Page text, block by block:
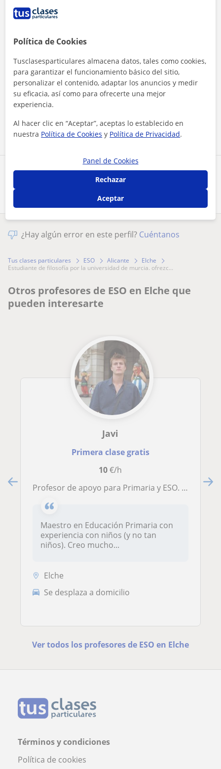
Comparte a este profesor
Al hacer clic, aceptas nuestroaviso legal y de privacidad
Contactar ahora
¿Hay algún error en este perfil? Cuéntanos
Tus clases particulares ESO Alicante
Elche
estudiante de filosofía por la universidad de murcia. ofrezc...
Otros profesores de ESO en Elche que
pueden interesarte
Javi
Primera clase gratis
10€/h
Profesor de apoyo para Primaria y ESO. Puedo ayudarte con cualquier asignatura!
Maestro en Educación Primaria con
experiencia con niños (y no tan
niños). Creo mucho...
Elche
Se desplaza a domicilio
Ver todos los profesores de ESO en Elche
Términos y condiciones
Política de cookies
Política de Cookies
Tusclasesparticulares almacena datos, tales como cookies,
para garantizar el funcionamiento básico del sitio,
personalizar el contenido, adaptar los anuncios y medir
su eficacia, así como para ofrecerte una mejor
experiencia.
Al hacer clic en “Aceptar”, aceptas lo establecido en
nuestra Política de Cookies y Política de Privacidad.
Panel de Cookies
Rechazar
Aceptar